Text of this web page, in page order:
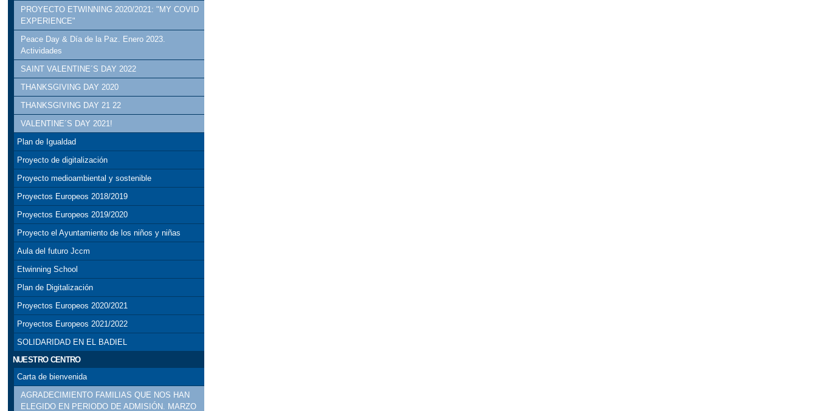
PROYECTO ETWINNING 2020/2021: "MY COVID
EXPERIENCE"
Peace Day & Día de la Paz. Enero 2023.
Actividades
SAINT VALENTINE´S DAY 2022
THANKSGIVING DAY 2020
THANKSGIVING DAY 21 22
VALENTINE´S DAY 2021!
Plan de Igualdad
Proyecto de digitalización
Proyecto medioambiental y sostenible
Proyectos Europeos 2018/2019
Proyectos Europeos 2019/2020
Proyecto el Ayuntamiento de los niños y niñas
Aula del futuro Jccm
Etwinning School
Plan de Digitalización
Proyectos Europeos 2020/2021
Proyectos Europeos 2021/2022
SOLIDARIDAD EN EL BADIEL
NUESTRO CENTRO
Carta de bienvenida
AGRADECIMIENTO FAMILIAS QUE NOS HAN
ELEGIDO EN PERIODO DE ADMISIÓN. MARZO